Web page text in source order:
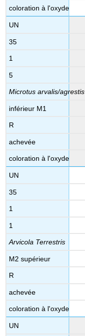
coloration à l'oxyde
UN
35
1
5
Microtus arvalis/agrestis
inférieur M1
R
achevée
coloration à l'oxyde
UN
35
1
1
Arvicola Terrestris
M2 supérieur
R
achevée
coloration à l'oxyde
UN